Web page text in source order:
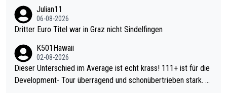
Julian11
06-08-2026
Dritter Euro Titel war in Graz nicht Sindelfingen
K501Hawaii
02-08-2026
Dieser Unterschied im Average ist echt krass! 111+ ist für die
Development- Tour überragend und schonübertrieben stark. U